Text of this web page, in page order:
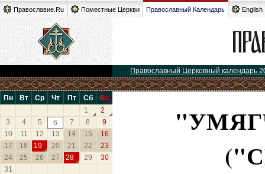
Православие.Ru Поместные Церкви Православный Календарь English
Православный Церковный календарь
Пн Вт Ср Чт Пт Сб
Вс
1
2
3
4 5 6 7 8
9
10
11 12 13 14 15
16
17
18 19 20 21 22
23
24
25 26 27 28 29
30
31